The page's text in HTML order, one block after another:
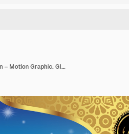
Grüße zur Begrüßung des gesegneten Monats Ramadan – Motion Graphic. Glänzendes Gold mit dunkelblauem Hintergrund